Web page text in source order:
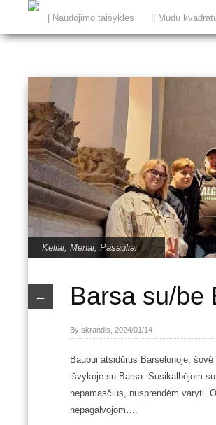
| Naudojimo taisykles || Mudu
Keliai,Menai,Pasauliai
← Barsa su/be
By skrandis, 2024/01/14
Baubui atsidūrus Barselonoje,
išvykoje su Barsa. Susikalbėjom
nepamąsčius, nusprendėm varyti.
nepagalvojom….